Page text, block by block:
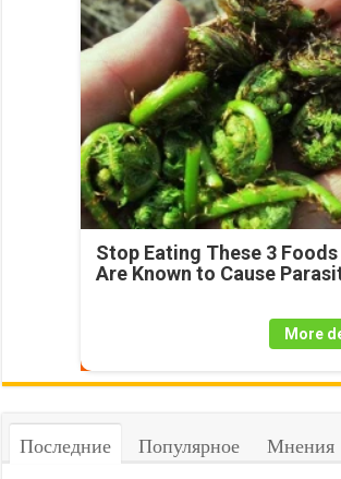
Stop Eating These 3
Are Known to Cause
More
Последние Популярное Мнения